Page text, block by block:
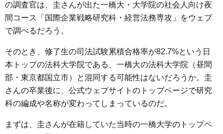
の調査官は、圭さんが出た一橋大・大学院の社会人向け夜
間コース「国際企業戦略研究科・経営法務専攻」をウェブ
で調べるだろう。
そのとき、修了生の司法試験累積合格率が82.7%という日
本トップの法科大学院である、一橋大の法科大学院（昼間
部・東京都国立市）と混同する可能性はないだろうか。圭
さんの卒業後に、公式ウェブサイトのトップページで研究
科の編成や名称が変わってしまっているのだ。
まずは、圭さんが在籍していた当時の一橋大学のトップペ